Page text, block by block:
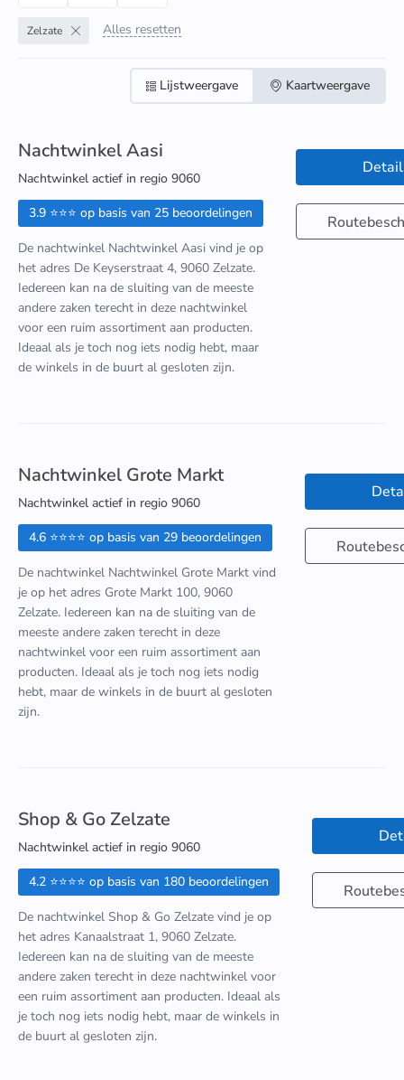
Zelzate Alles resetten
Lijstweergave Kaartweergave
Nachtwinkel Aasi
Nachtwinkel actief in regio 9060
3.9 ⭐⭐⭐ op basis van 25 beoordelingen
De nachtwinkel Nachtwinkel Aasi vind je op
het adres De Keyserstraat 4, 9060 Zelzate.
Iedereen kan na de sluiting van de meeste
andere zaken terecht in deze nachtwinkel
voor een ruim assortiment aan producten.
Ideaal als je toch nog iets nodig hebt, maar
de winkels in de buurt al gesloten zijn.
Nachtwinkel Grote Markt
Nachtwinkel actief in regio 9060
4.6 ⭐⭐⭐⭐ op basis van 29 beoordelingen
De nachtwinkel Nachtwinkel Grote Markt vind
je op het adres Grote Markt 100, 9060
Zelzate. Iedereen kan na de sluiting van de
meeste andere zaken terecht in deze
nachtwinkel voor een ruim assortiment aan
producten. Ideaal als je toch nog iets nodig
hebt, maar de winkels in de buurt al gesloten
zijn.
Shop & Go Zelzate
Nachtwinkel actief in regio 9060
4.2 ⭐⭐⭐⭐ op basis van 180 beoordelingen
De nachtwinkel Shop & Go Zelzate vind je op
het adres Kanaalstraat 1, 9060 Zelzate.
Iedereen kan na de sluiting van de meeste
andere zaken terecht in deze nachtwinkel voor
een ruim assortiment aan producten. Ideaal als
je toch nog iets nodig hebt, maar de winkels in
de buurt al gesloten zijn.